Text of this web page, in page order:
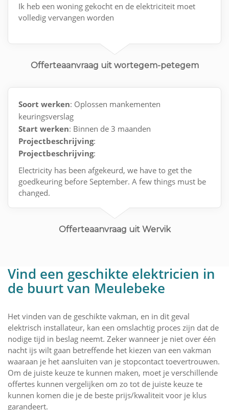
Ik heb een woning gekocht en de elektriciteit moet
volledig vervangen worden
Offerteaanvraag uit wortegem-petegem
Soort werken: Oplossen mankementen
keuringsverslag
Start werken: Binnen de 3 maanden
Projectbeschrijving:
Projectbeschrijving:
Electricity has been afgekeurd, we have to get the
goedkeuring before September. A few things must be
changed.
Offerteaanvraag uit Wervik
Vind een geschikte elektricien in
de buurt van Meulebeke
Het vinden van de geschikte vakman, en in dit geval
elektrisch installateur, kan een omslachtig proces zijn dat de
nodige tijd in beslag neemt. Zeker wanneer je niet over één
nacht ijs wilt gaan betreffende het kiezen van een vakman
waaraan je het aansluiten van je stopcontact toevertrouwen.
Om de juiste keuze te kunnen maken, moet je verschillende
offertes kunnen vergelijken om zo tot de juiste keuze te
kunnen komen die je de beste prijs/kwaliteit voor je klus
garandeert.